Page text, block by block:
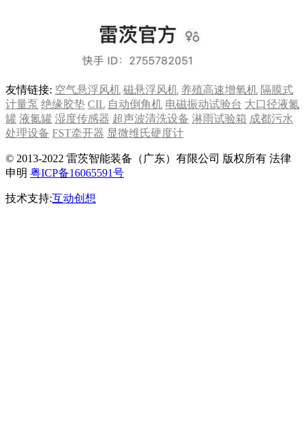
友情链接: 空气悬浮风机 磁悬浮风机 养殖高速增氧机 隔膜式
计量泵 绝缘胶垫 CIL 自动倒角机 电磁振动试验台 大口径液氮
罐 液氮罐 湿度传感器 超声波清洗设备 淋雨试验箱 成都污水
处理设备 FST牵开器 显微维氏硬度计
© 2013-2022 雷茨智能装备（广东）有限公司 版权所有 法律
申明 粤ICP备16065591号
技术支持:互动创想